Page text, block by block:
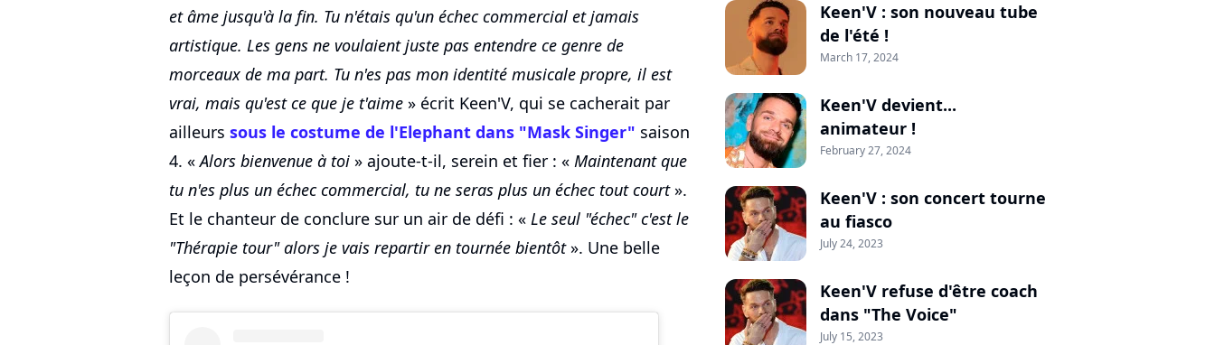
et âme jusqu'à la fin. Tu n'étais qu'un échec commercial et jamais
artistique. Les gens ne voulaient juste pas entendre ce genre de
morceaux de ma part. Tu n'es pas mon identité musicale propre, il est
vrai, mais qu'est ce que je t'aime » écrit Keen'V, qui se cacherait par
ailleurs sous le costume de l'Elephant dans "Mask Singer" saison
4. «Alors bienvenue à toi » ajoute-t-il, serein et fier : « Maintenant que
tu n'es plus un échec commercial, tu ne seras plus un échec tout court».
Et le chanteur de conclure sur un air de défi : « Le seul "échec" c'est le
"Thérapie tour" alors je vais repartir en tournée bientôt». Une belle
leçon de persévérance !
Keen'V : son nouveau tube
de l'été !
March 17, 2024
Keen'V devient...
animateur !
February 27, 2024
Keen'V : son concert tourne
au fiasco
July 24, 2023
Keen'V refuse d'être coach
dans "The Voice"
July 15, 2023